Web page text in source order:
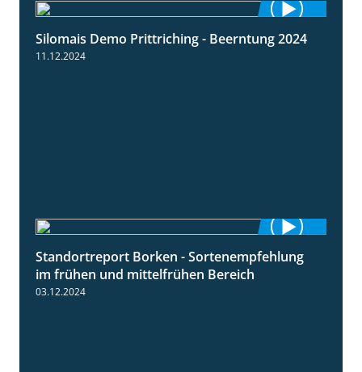
12:28
Silomais Demo Prittriching - Beerntung 2024
11.12.2024
7:53
Standortreport Borken - Sortenempfehlung
im frühen und mittelfrühen Bereich
03.12.2024